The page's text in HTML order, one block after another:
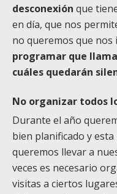
desconexión que
en día, que nos
no queremos que
programar que
cuáles quedarán
No organizar todos
Durante el año
bien planificado y
queremos llevar a
veces es necesario
visitas a ciertos